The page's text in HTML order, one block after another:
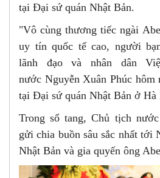
tại Đại sứ quán Nhật Bản.
"Vô cùng thương tiếc ngài
uy tín quốc tế cao, người
lãnh đạo và nhân dân
nước Nguyễn Xuân Phúc hôm
tại Đại sứ quán Nhật Bản ở Hà
Trong sổ tang, Chủ tịch
gửi chia buồn sâu sắc nhất tới
Nhật Bản và gia quyến ông